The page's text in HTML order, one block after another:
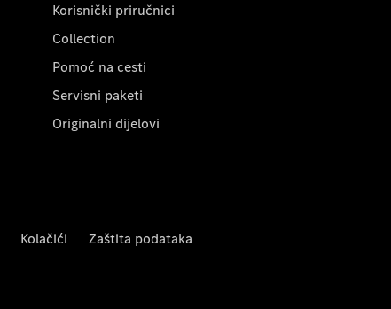
Korisnički priručnici
Collection
Pomoć na cesti
Servisni paketi
Originalni dijelovi
Kolačići Zaštita podataka